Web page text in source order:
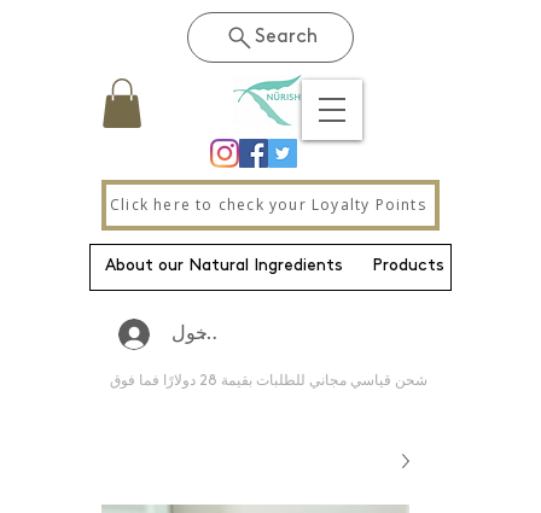
Search
Click here to check your Loyalty Points
About our Natural Ingredients Products
تسجيل الدخول
شحن قياسي مجاني للطلبات بقيمة 28 دولارًا فما فوق